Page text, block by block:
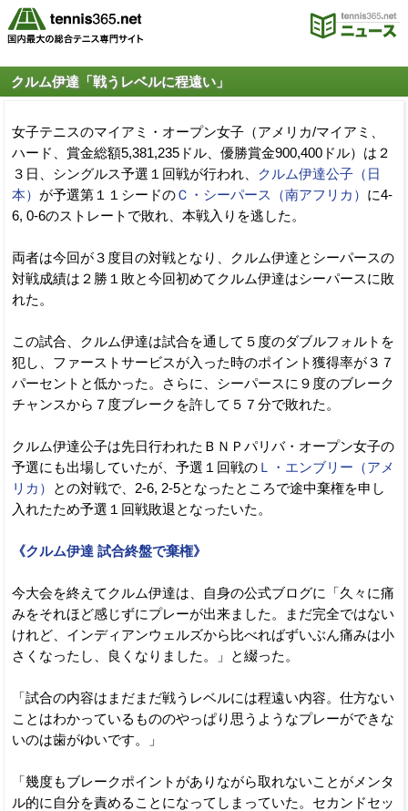
クルム伊達「戦うレベルに程遠い」
女子テニスのマイアミ・オープン女子（アメリカ/マイアミ、
ハード、賞金総額5,381,235ドル、優勝賞金900,400ドル）は２
３日、シングルス予選１回戦が行われ、
クルム伊達公子（日
本） が予選第１１シードのＣ・シーパース（南アフリカ） に4-
6, 0-6のストレートで敗れ、本戦入りを逃した。
両者は今回が３度目の対戦となり、クルム伊達とシーパースの
対戦成績は２勝１敗と今回初めてクルム伊達はシーパースに敗
れた。
この試合、クルム伊達は試合を通して５度のダブルフォルトを
犯し、ファーストサービスが入った時のポイント獲得率が３７
パーセントと低かった。さらに、シーパースに９度のブレーク
チャンスから７度ブレークを許して５７分で敗れた。
クルム伊達公子は先日行われたＢＮＰパリバ・オープン女子の
予選にも出場していたが、予選１回戦の Ｌ・エンブリー（アメ
リカ）
との対戦で、2-6, 2-5となったところで途中棄権を申し
入れたため予選１回戦敗退となったいた。
《クルム伊達 試合終盤で棄権》
今大会を終えてクルム伊達は、自身の公式ブログに「久々に痛
みをそれほど感じずにプレーが出来ました。まだ完全ではない
けれど、インディアンウェルズから比べればずいぶん痛みは小
さくなったし、良くなりました。」と綴った。
「試合の内容はまだまだ戦うレベルには程遠い内容。仕方ない
ことはわかっているもののやっぱり思うようなプレーができな
いのは歯がゆいです。」
「幾度もブレークポイントがありながら取れないことがメンタ
ル的に自分を責めることになってしまっていた。セカンドセッ